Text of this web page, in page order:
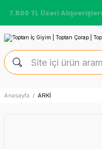
7.500 TL Üzeri
Anasayfa ARKİ